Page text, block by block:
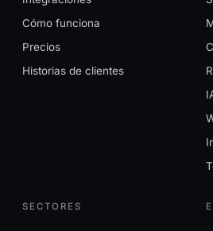
Cómo funciona
Precios
Historias de clientes
SECTORES